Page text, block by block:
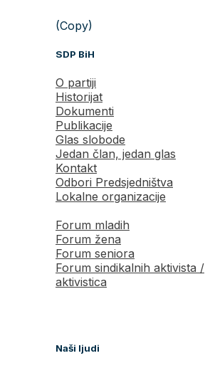
(Copy)
SDP BiH
O partiji
Historijat
Dokumenti
Publikacije
Glas slobode
Jedan član, jedan glas
Kontakt
Odbori Predsjedništva
Lokalne organizacije
Forum mladih
Forum žena
Forum seniora
Forum sindikalnih aktivista /
aktivistica
Naši ljudi